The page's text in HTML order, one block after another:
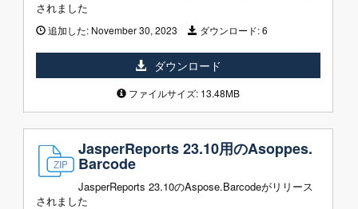
されました
追加した: November 30, 2023 ダウンロード:6
ダウンロード
ファイルサイズ: 13.48MB
JasperReports 23.10用のAsoppes.
Barcode
JasperReports 23.10のAspose.Barcodeがリリース
されました